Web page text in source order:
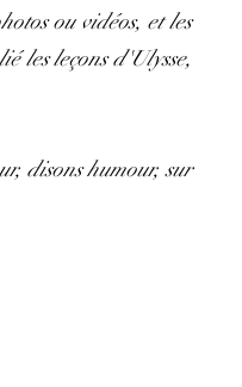
ou vidéos, et les
les leçons d'Ulysse,
disons humour, sur